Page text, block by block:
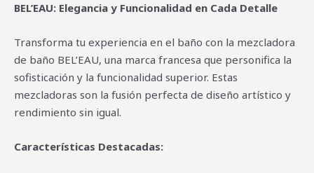
BEL’EAU: Elegancia y Funcionalidad en Cada Detalle
Transforma tu experiencia en el baño con la mezcladora
de baño BEL’EAU, una marca francesa que personifica la
sofisticación y la funcionalidad superior. Estas
mezcladoras son la fusión perfecta de diseño artístico y
rendimiento sin igual.
Características Destacadas: